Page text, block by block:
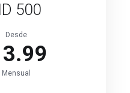
500
Desde
Mensual